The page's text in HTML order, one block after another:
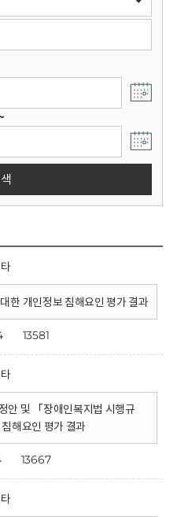
한 개인정보 침해요인 평가 결과
13581
안 및 「장애인복지법 시행규
해요인 평가 결과
13667